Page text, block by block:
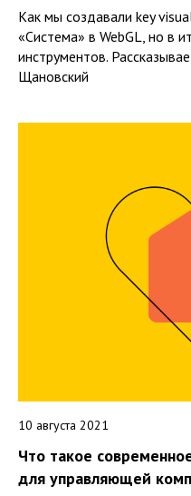
Как мы создавали key
«Система» в WebGL, но в
инструментов.
Щановский
10 августа 2021
Что такое
для управляющей